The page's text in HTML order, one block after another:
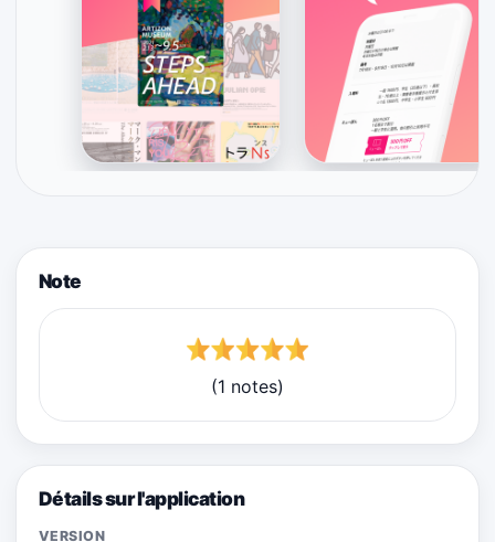
Note
(1 notes)
Détails sur l'application
VERSION